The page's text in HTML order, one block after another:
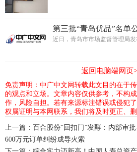
第三批“青岛优品”名单
再次上榜
近日，青岛市市场监督管理局
返回电脑端网页
免责声明：中广中文网转载此文目的在于
的观点和立场。文章内容仅供参考，不构
作，风险自担。若有来源标注错误或侵犯
权属证明与本网联系，我们将及时更正、删
上一篇： 百合股份“回扣门”发酵：内部审
600万元订单纠纷成导火索